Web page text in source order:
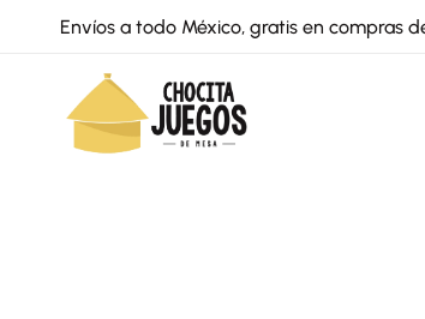
Envíos a todo México, gratis en compras